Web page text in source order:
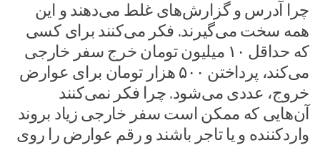
چرا آدرس و گزارش‌های غلط می‌دهند و این
همه سخت می‌گیرند. فکر می‌کنند برای کسی
که حداقل ۱۰ میلیون تومان خرج سفر خارجی
می‌کند، پرداختن ۵۰۰ هزار تومان برای عوارض
خروج، عددی می‌شود. چرا فکر نمی‌کنند
آن‌هایی که ممکن است سفر خارجی زیاد بروند
واردکننده و یا تاجر باشند و رقم عوارض را روی